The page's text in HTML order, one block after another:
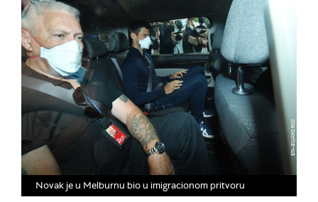
Novak je u Melburnu bio u imigracionom pritvoru